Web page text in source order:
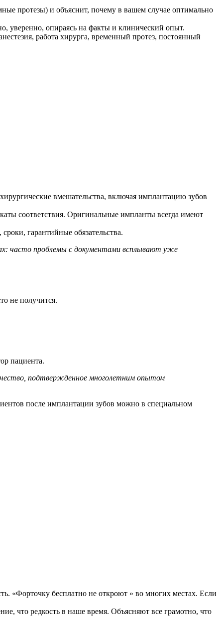
протезы) и объяснит, почему в вашем случае оптимально
уверенно, опираясь на факты и клинический опыт.
работа хирурга, временный протез, постоянный
вмешательства, включая имплантацию зубов
соответствия. Оригинальные импланты всегда имеют
гарантийные обязательства.
часто проблемы с документами всплывают уже
не получится.
пациента.
подтвержденное многолетним опытом
после имплантации зубов можно в специальном
«Форточку бесплатно не откроют » во многих местах. Если
что редкость в наше время. Объясняют все грамотно, что